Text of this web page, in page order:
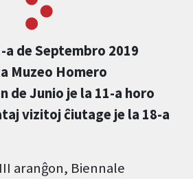
a de Septembro 2019
Muzeo Homero
de Junio je la 11-a horo
vizitoj ĉiutage je la 18-a
aranĝon, Biennale